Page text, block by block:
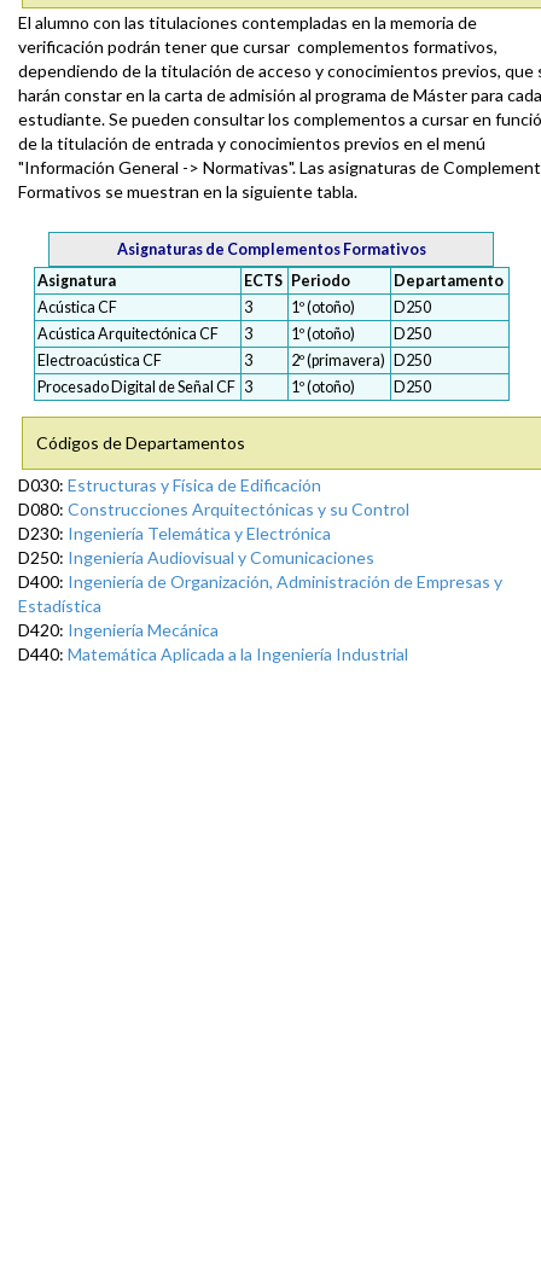
El alumno con las titulaciones contempladas en la memoria de
verificación podrán tener que cursar complementos formativos,
dependiendo de la titulación de acceso y conocimientos previos, que
harán constar en la carta de admisión al programa de Máster para cada
estudiante. Se pueden consultar los complementos a cursar en
de la titulación de entrada y conocimientos previos en el menú
"Información General -> Normativas". Las asignaturas de
Formativos se muestran en la siguiente tabla.
Asignaturas de Complementos Formativos
Asignatura
ECTS Periodo
Departamento
Acústica CF
3 1º (otoño)
D250
Acústica Arquitectónica CF
3 1º (otoño)
D250
Electroacústica CF
3 2º (primavera)
D250
Procesado Digital de Señal CF 3 1º (otoño) D250
Códigos de Departamentos
D030: Estructuras y Física de Edificación
D080: Construcciones Arquitectónicas y su Control
D230: Ingeniería Telemática y Electrónica
D250: Ingeniería Audiovisual y Comunicaciones
D400: Ingeniería de Organización, Administración de Empresas y
Estadística
D420: Ingeniería Mecánica
D440: Matemática Aplicada a la Ingeniería Industrial